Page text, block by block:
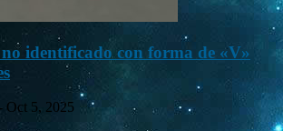
identificado con forma de «V»
- Oct 5, 2025